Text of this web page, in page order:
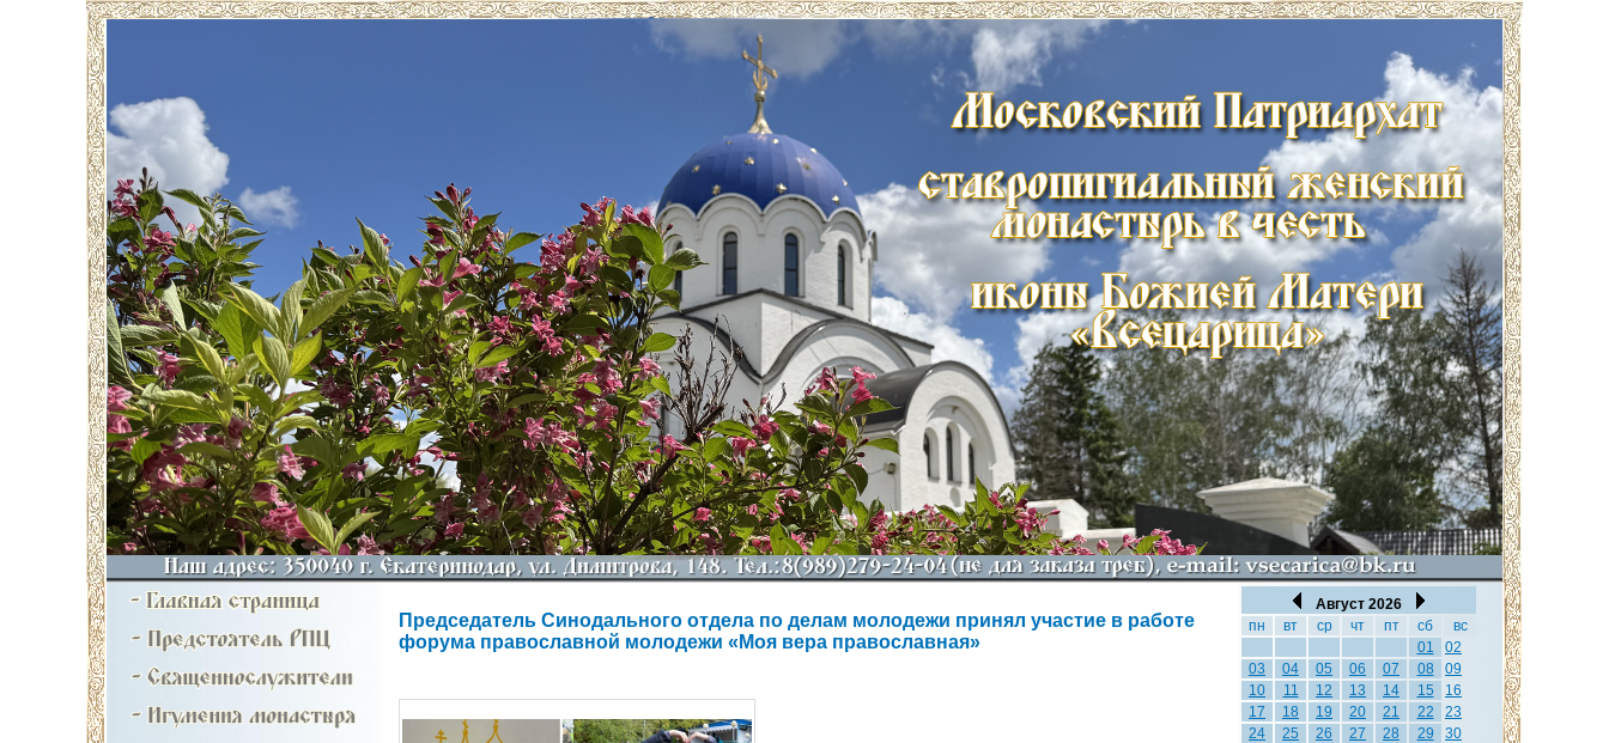
Председатель Синодального отдела по делам молодежи принял участие в работе
форума православной молодежи «Моя вера православная»
Август 2026
пн
вт ср чт пт сб
вс
01
02
03
04 05 06 07 08
09
10
11 12 13 14 15
16
17
18 19 20 21 22
23
24
25 26 27 28 29
30